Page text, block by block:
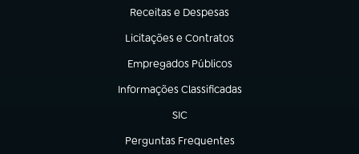
Receitas e Despesas
(abre em nova aba)
Licitações e Contratos
(abre em nova aba)
Empregados Públicos
(abre em nova aba)
Informações Classificadas
(abre em nova aba)
SIC
(abre em nova aba)
Perguntas Frequentes
(abre em nova aba)